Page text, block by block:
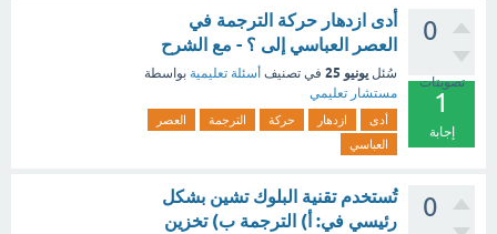
0
تصويتات
1
إجابة
أدى ازدهار حركة الترجمة في
العصر العباسي إلى ؟ - مع الشرح
سُئل يونيو 25 في تصنيف أسئلة تعليمية بواسطة
مستشار تعليمي
أدى ازدهار حركة الترجمة
العصر
العباسي
0
تُستخدم تقنية البلوك تشين بشكل
رئيسي في: أ) الترجمة ب) تخزين